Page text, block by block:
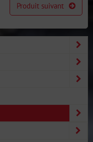
Produit suivant